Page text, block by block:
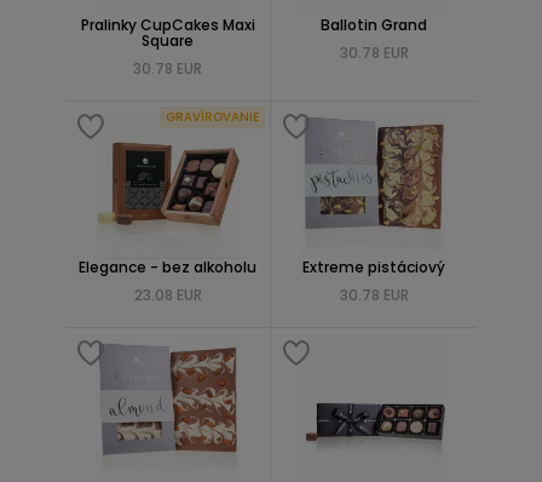
Pralinky CupCakes Maxi
Square
30.78 EUR
Ballotin Grand
30.78 EUR
GRAVÍROVANIE
Elegance - bez alkoholu
23.08 EUR
Extreme pistáciový
30.78 EUR